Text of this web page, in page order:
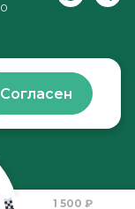
1 500 ₽
Согласен